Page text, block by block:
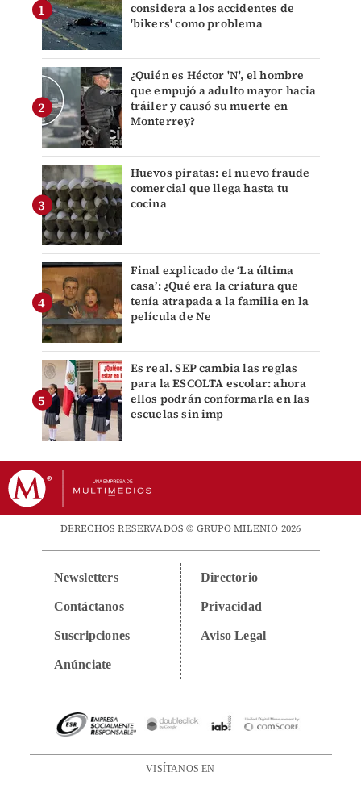
considera a los accidentes de
'bikers' como problema
¿Quién es Héctor 'N', el hombre
que empujó a adulto mayor hacia
tráiler y causó su muerte en
Monterrey?
Huevos piratas: el nuevo fraude
comercial que llega hasta tu
cocina
Final explicado de ‘La última
casa’: ¿Qué era la criatura que
tenía atrapada a la familia en la
película de Ne
Es real. SEP cambia las reglas
para la ESCOLTA escolar: ahora
ellos podrán conformarla en las
escuelas sin imp
DERECHOS RESERVADOS © GRUPO MILENIO 2026
Newsletters
Contáctanos
Suscripciones
Anúnciate
Directorio
Privacidad
Aviso Legal
VISÍTANOS EN